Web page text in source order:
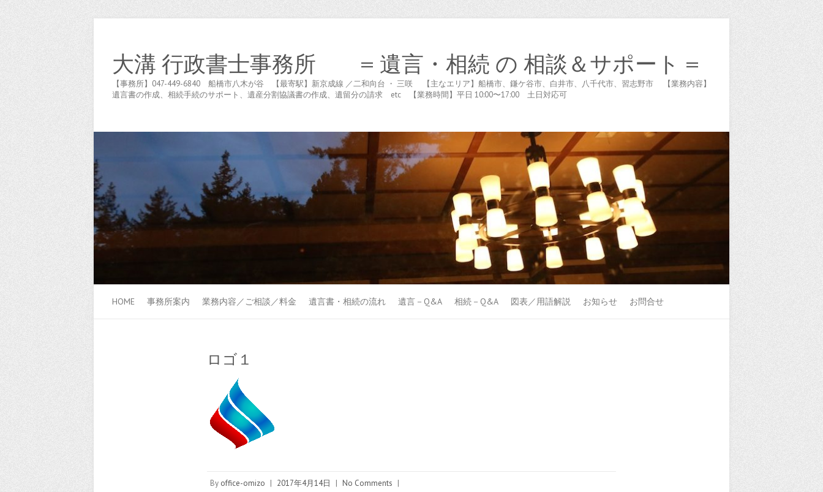
大溝 行政書士事務所 = 遺言・相続 の 相談＆サポート =
【事務所】047-449-6840 船橋市八木が谷 【最寄駅】新京成線 ／二和向台 ・ 三咲 【主なエリア】船橋市、鎌ケ谷市、白井市、八千代市、習志野市 【業務内容】
遺言書の作成、相続手続のサポート、遺産分割協議書の作成、遺留分の請求 etc 【業務時間】平日 10:00〜17:00 土日対応可
HOME 事務所案内 業務内容／ご相談／料金 遺言書・相続の流れ 遺言－Q&A 相続－Q&A 図表／用語解説 お知らせ お問合せ
ロゴ１
By office-omizo | 2017年4月14日 | No Comments |